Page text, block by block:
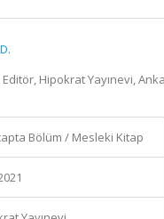
Hipokrat Yayınevi,
Bölüm / Mesleki Kitap